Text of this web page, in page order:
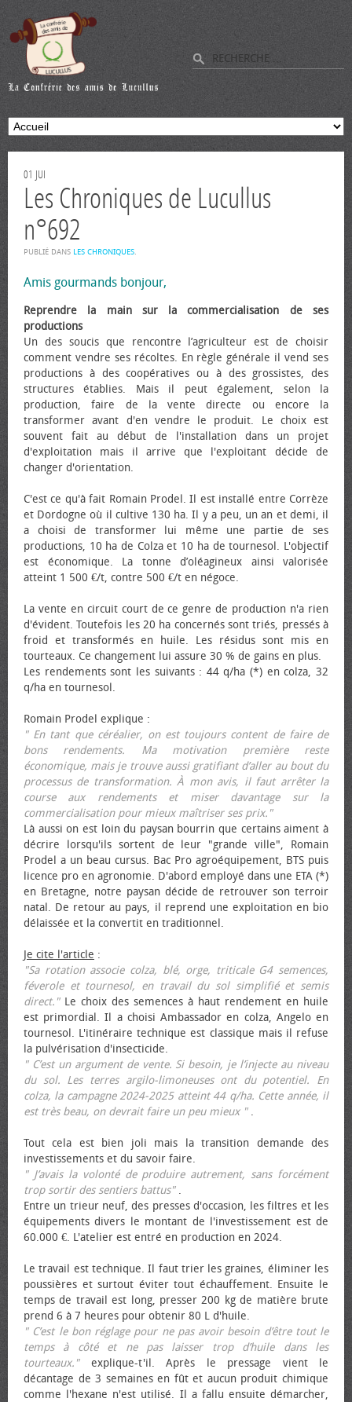
01 JUI
Les Chroniques de Lucullus
n°692
PUBLIÉ DANS LES CHRONIQUES.
Amis gourmands bonjour,
Reprendre la main sur la commercialisation de ses
productions
Un des soucis que rencontre l’agriculteur est de choisir
comment vendre ses récoltes. En règle générale il vend ses
productions à des coopératives ou à des grossistes, des
structures établies. Mais il peut également, selon la
production, faire de la vente directe ou encore la
transformer avant d'en vendre le produit. Le choix est
souvent fait au début de l'installation dans un projet
d'exploitation mais il arrive que l'exploitant décide de
changer d'orientation.
C'est ce qu'à fait Romain Prodel. Il est installé entre Corrèze
et Dordogne où il cultive 130 ha. Il y a peu, un an et demi, il
a choisi de transformer lui même une partie de ses
productions, 10 ha de Colza et 10 ha de tournesol. L'objectif
est économique. La tonne d’oléagineux ainsi valorisée
atteint 1 500 €/t, contre 500 €/t en négoce.
La vente en circuit court de ce genre de production n'a rien
d'évident. Toutefois les 20 ha concernés sont triés, pressés à
froid et transformés en huile. Les résidus sont mis en
tourteaux. Ce changement lui assure 30 % de gains en plus.
Les rendements sont les suivants : 44 q/ha (*) en colza, 32
q/ha en tournesol.
Romain Prodel explique :
" En tant que céréalier, on est toujours content de faire de
bons rendements. Ma motivation première reste
économique, mais je trouve aussi gratifiant d’aller au bout du
processus de transformation. À mon avis, il faut arrêter la
course aux rendements et miser davantage sur la
commercialisation pour mieux maîtriser ses prix."
Là aussi on est loin du paysan bourrin que certains aiment à
décrire lorsqu'ils sortent de leur "grande ville", Romain
Prodel a un beau cursus. Bac Pro agroéquipement, BTS puis
licence pro en agronomie. D'abord employé dans une ETA (*)
en Bretagne, notre paysan décide de retrouver son terroir
natal. De retour au pays, il reprend une exploitation en bio
délaissée et la convertit en traditionnel.
Je cite l'article :
"Sa rotation associe colza, blé, orge, triticale G4 semences,
féverole et tournesol, en travail du sol simplifié et semis
direct."Le choix des semences à haut rendement en huile
est primordial. Il a choisi Ambassador en colza, Angelo en
tournesol. L'itinéraire technique est classique mais il refuse
la pulvérisation d'insecticide.
" C’est un argument de vente. Si besoin, je l’injecte au niveau
du sol. Les terres argilo-limoneuses ont du potentiel. En
colza, la campagne 2024-2025 atteint 44 q/ha. Cette année, il
est très beau, on devrait faire un peu mieux ".
Tout cela est bien joli mais la transition demande des
investissements et du savoir faire.
" J’avais la volonté de produire autrement, sans forcément
trop sortir des sentiers battus".
Entre un trieur neuf, des presses d'occasion, les filtres et les
équipements divers le montant de l'investissement est de
60.000 €. L'atelier est entré en production en 2024.
Le travail est technique. Il faut trier les graines, éliminer les
poussières et surtout éviter tout échauffement. Ensuite le
temps de travail est long, presser 200 kg de matière brute
prend 6 à 7 heures pour obtenir 80 L d'huile.
" C’est le bon réglage pour ne pas avoir besoin d’être tout le
temps à côté et ne pas laisser trop d’huile dans les
tourteaux."explique-t'il. Après le pressage vient le
décantage de 3 semaines en fût et aucun produit chimique
comme l'hexane n'est utilisé. Il a fallu ensuite démarcher,